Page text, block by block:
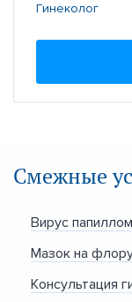
Гинеколог
Смежные
Вирус
Мазок на
Консультация